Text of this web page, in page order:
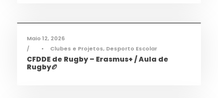
Maio 12, 2026
•
Clubes e Projetos, Desporto Escolar
CFDDE de Rugby – Erasmus+ / Aula de
Rugby🏉